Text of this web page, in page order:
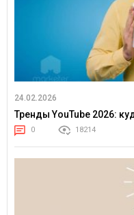
24.02.2026
Тренды YouTube 2026:
0 18214